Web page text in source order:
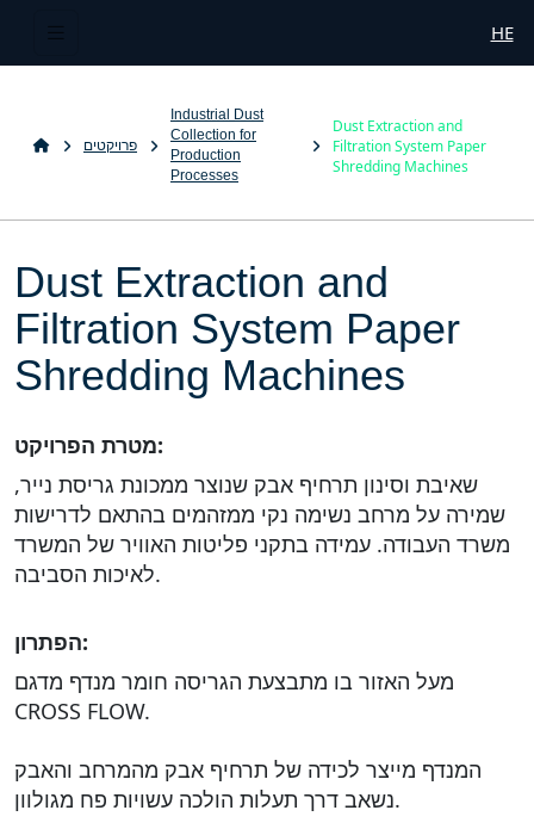
HE
פרויקטים
Industrial Dust
Collection for
Production
Processes
Dust Extraction and
Filtration System Paper
Shredding Machines
Dust Extraction and
Filtration System Paper
Shredding Machines
מטרת הפרויקט:
שאיבת וסינון תרחיף אבק שנוצר ממכונת גריסת נייר,
שמירה על מרחב נשימה נקי ממזהמים בהתאם לדרישות
משרד העבודה. עמידה בתקני פליטות האוויר של המשרד
לאיכות הסביבה.
הפתרון:
מעל האזור בו מתבצעת הגריסה חומר מנדף מדגם
CROSS FLOW.
המנדף מייצר לכידה של תרחיף אבק מהמרחב והאבק
נשאב דרך תעלות הולכה עשויות פח מגולוון.